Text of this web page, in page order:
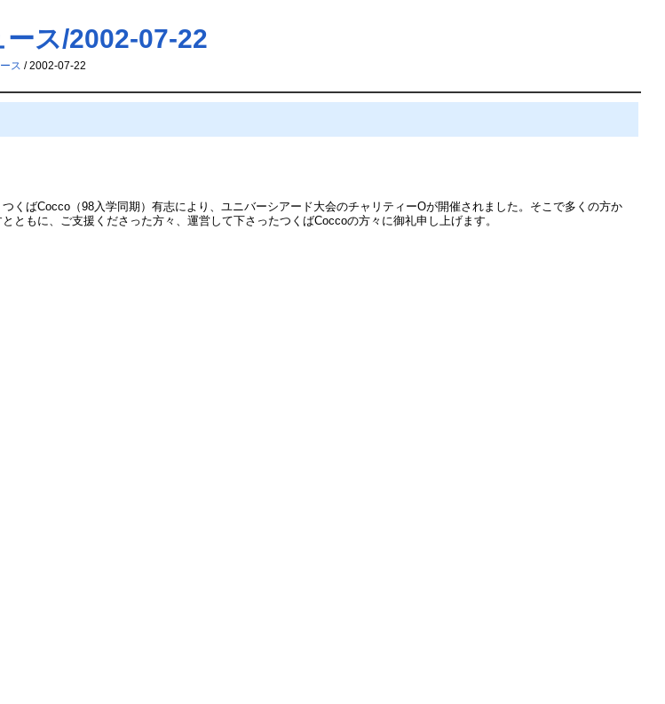
ース/2002-07-22
ス / 2002-07-22
くばCocco（98入学同期）有志により、ユニバーシアード大会のチャリティーOが開催されました。そこで多くの方か
ともに、ご支援くださった方々、運営して下さったつくばCoccoの方々に御礼申し上げます。